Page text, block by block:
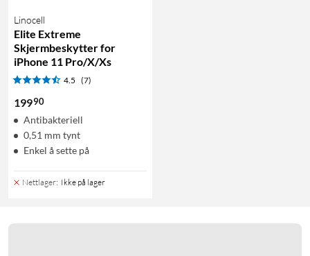
Linocell
Elite Extreme
Skjermbeskytter for
iPhone 11 Pro/X/Xs
4.5 (7)
19990
Antibakteriell
0,51 mm tynt
Enkel å sette på
Nettlager: Ikke på lager